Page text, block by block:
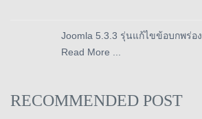
Joomla 5.3.3 รุ่นแก้ไขข้อบกพร่อง
Read More ...
RECOMMENDED POST